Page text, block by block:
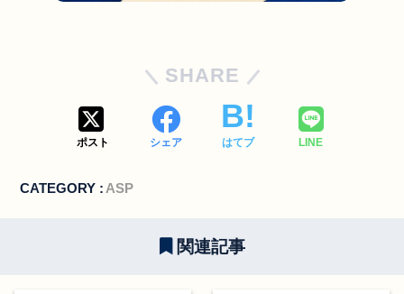
SHARE
ポスト シェア はてブ LINE
CATEGORY :ASP
関連記事